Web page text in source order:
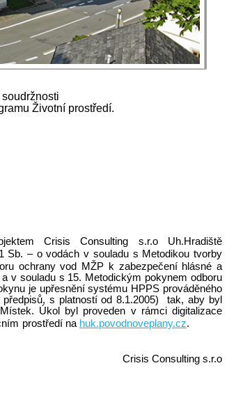
Životní prostředí.
Crisis Consulting s.r.o Uh.Hradiště
Sb. – o vodách v souladu s Metodikou tvorby
ochrany vod MŽP k zabezpečení hlásné a
v souladu s 15. Metodickým pokynem odboru
je upřesnění systému HPPS prováděného
s platností od 8.1.2005) tak, aby byl
Úkol byl proveden v rámci digitalizace
prostředí na huk.povodnoveplany.cz.
Crisis Consulting s.r.o